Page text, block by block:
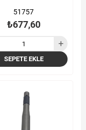
51757
₺677,60
SEPETE EKLE